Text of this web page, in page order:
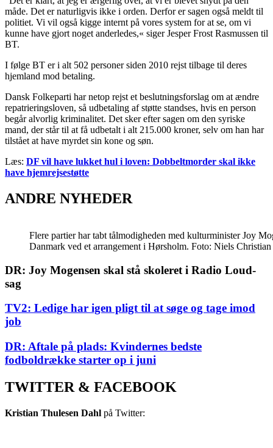
måde. Det er naturligvis ikke i orden. Derfor er sagen også meldt til
politiet. Vi vil også kigge internt på vores system for at se, om vi
kunne have gjort noget anderledes,« siger Jesper Frost Rasmussen til
BT.
I følge BT er i alt 502 personer siden 2010 rejst tilbage til deres
hjemland mod betaling.
Dansk Folkeparti har netop rejst et beslutningsforslag om at ændre
repatrieringsloven, så udbetaling af støtte standses, hvis en person
begår alvorlig kriminalitet. Det sker efter sagen om den syriske
mand, der står til at få udbetalt i alt 215.000 kroner, selv om han har
tilstået at have myrdet sin kone og søn.
Læs: DF vil have lukket hul i loven: Dobbeltmorder skal ikke
have hjemrejsestøtte
ANDRE NYHEDER
Flere partier har tabt tålmodigheden med kulturminister Joy
Danmark ved et arrangement i Hørsholm. Foto: Niels
DR: Joy Mogensen skal stå skoleret i Radio Loud-
sag
TV2: Ledige har igen pligt til at søge og tage imod
job
DR: Aftale på plads: Kvindernes bedste
fodboldrække starter op i juni
TWITTER & FACEBOOK
Kristian Thulesen Dahl på Twitter: